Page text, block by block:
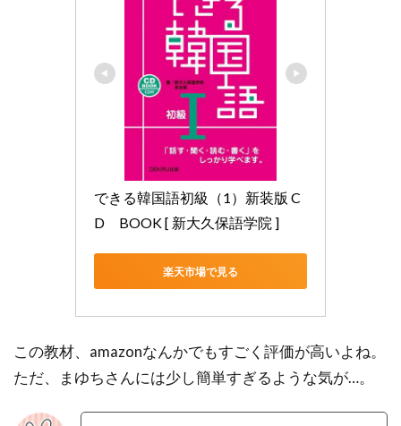
できる韓国語初級（1）新装版 C
D　BOOK [ 新大久保語学院 ]
楽天市場で見る
この教材、amazonなんかでもすごく評価が高いよね。
ただ、まゆちさんには少し簡単すぎるような気が…。